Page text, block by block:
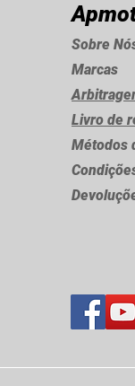
Sobre
Marcas
Livro de
Métodos